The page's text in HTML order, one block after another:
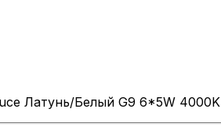
Латунь/Белый G9 6*5W 4000K